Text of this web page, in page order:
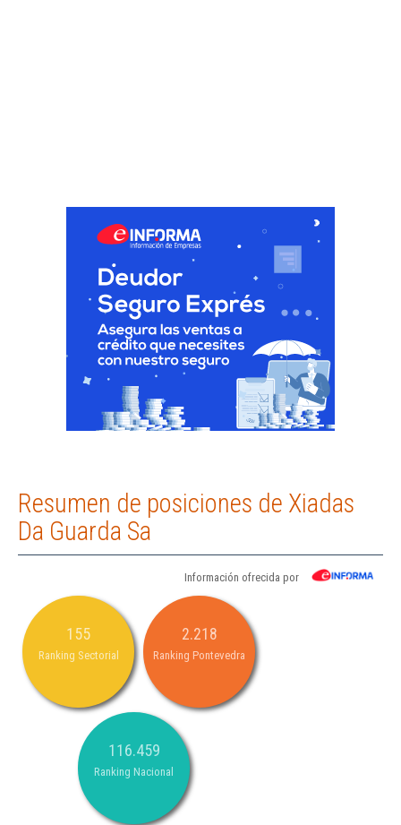
Resumen de posiciones de Xiadas
Da Guarda Sa
Información ofrecida por
155
Ranking Sectorial
2.218
Ranking Pontevedra
116.459
Ranking Nacional